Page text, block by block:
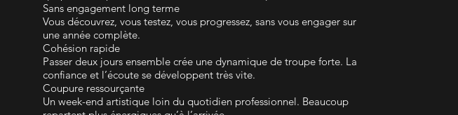
Sans engagement long terme
Vous découvrez, vous testez, vous progressez, sans vous engager sur
une année complète.
Cohésion rapide
Passer deux jours ensemble crée une dynamique de troupe forte. La
confiance et l’écoute se développent très vite.
Coupure ressourçante
Un week-end artistique loin du quotidien professionnel. Beaucoup